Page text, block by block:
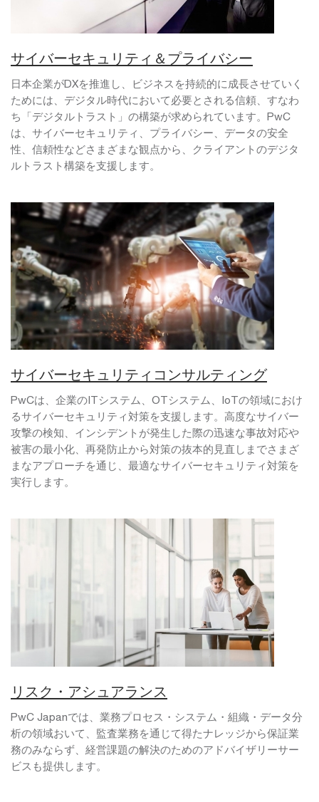
サイバーセキュリティ＆プライバシー
日本企業がDXを推進し、ビジネスを持続的に成長させていく
ためには、デジタル時代において必要とされる信頼、すなわ
ち「デジタルトラスト」の構築が求められています。PwC
は、サイバーセキュリティ、プライバシー、データの安全
性、信頼性などさまざまな観点から、クライアントのデジタ
ルトラスト構築を支援します。
サイバーセキュリティコンサルティング
PwCは、企業のITシステム、OTシステム、IoTの領域におけ
るサイバーセキュリティ対策を支援します。高度なサイバー
攻撃の検知、インシデントが発生した際の迅速な事故対応や
被害の最小化、再発防止から対策の抜本的見直しまでさまざ
まなアプローチを通じ、最適なサイバーセキュリティ対策を
実行します。
リスク・アシュアランス
PwC Japanでは、業務プロセス・システム・組織・データ分
析の領域おいて、監査業務を通じて得たナレッジから保証業
務のみならず、経営課題の解決のためのアドバイザリーサー
ビスも提供します。